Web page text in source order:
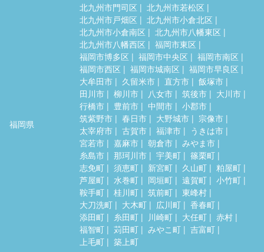
福岡県
北九州市門司区
北九州市若松区
北九州市戸畑区
北九州市小倉北区
北九州市小倉南区
北九州市八幡東区
北九州市八幡西区
福岡市東区
福岡市博多区
福岡市中央区
福岡市南区
福岡市西区
福岡市城南区
福岡市早良区
大牟田市
久留米市 直方市
飯塚市
田川市
柳川市 八女市 筑後市
大川市
行橋市
豊前市 中間市
小郡市
筑紫野市
春日市 大野城市
宗像市
太宰府市
古賀市 福津市
うきは市
宮若市
嘉麻市 朝倉市
みやま市
糸島市
那珂川市 宇美町
篠栗町
志免町
須恵町 新宮町 久山町
粕屋町
芦屋町
水巻町 岡垣町 遠賀町
小竹町
鞍手町
桂川町 筑前町
東峰村
大刀洗町
大木町 広川町
香春町
添田町
糸田町 川崎町 大任町
赤村
福智町
苅田町 みやこ町
吉富町
上毛町
築上町